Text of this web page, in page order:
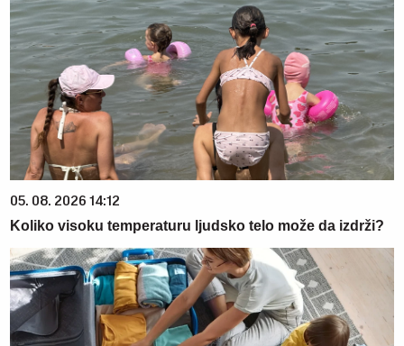
05. 08. 2026 14:12
Koliko visoku temperaturu ljudsko telo može da izdrži?